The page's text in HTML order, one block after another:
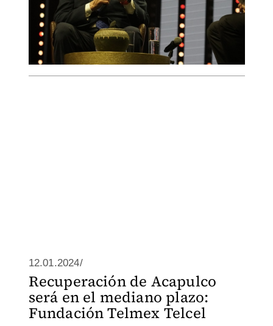
12.01.2024/
Recuperación de Acapulco
será en el mediano plazo:
Fundación Telmex Telcel